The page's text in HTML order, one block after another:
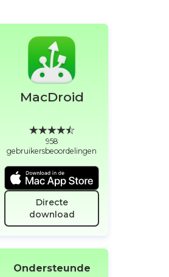
MacDroid
958
gebruikersbeoordelingen
Directe
download
Ondersteunde